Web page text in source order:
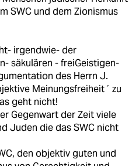
SWC und dem Zionismus
irgendwie- der
säkulären - freiGeistigen-
des Herrn J.
Meinungsfreiheit´ zu
geht nicht!
Gegenwart der Zeit viele
Juden die das SWC nicht
den objektiv guten und